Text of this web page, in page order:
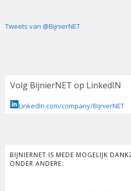
Tweets van @BijnierNET
Volg BijnierNET op LinkedIN
LinkedIn.com/company/BijnierNET
BIJNIERNET IS MEDE MOGELIJK
ONDER ANDERE: